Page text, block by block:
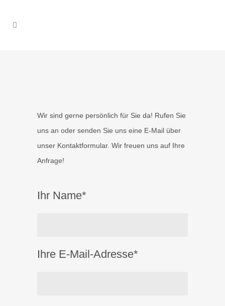
Wir sind gerne persönlich für Sie da! Rufen Sie
uns an oder senden Sie uns eine E-Mail über
unser Kontaktformular. Wir freuen uns auf Ihre
Anfrage!
Ihr Name*
Ihre E-Mail-Adresse*